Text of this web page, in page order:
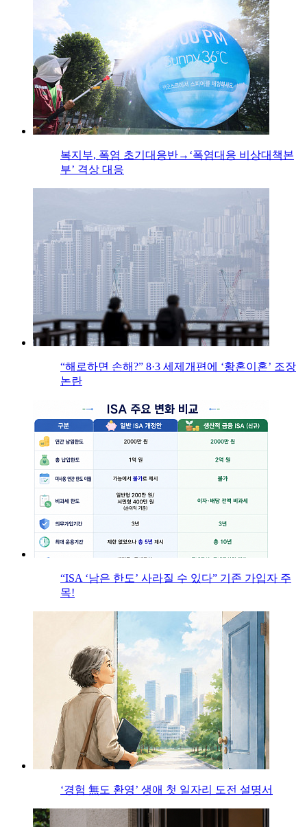
복지부, 폭염 초기대응반→‘폭염대응 비상대책본
부’ 격상 대응
“해로하면 손해?” 8·3 세제개편에 ‘황혼이혼’ 조장
논란
“ISA ‘남은 한도’ 사라질 수 있다” 기존 가입자 주
목!
‘경험 無도 환영’ 생애 첫 일자리 도전 설명서